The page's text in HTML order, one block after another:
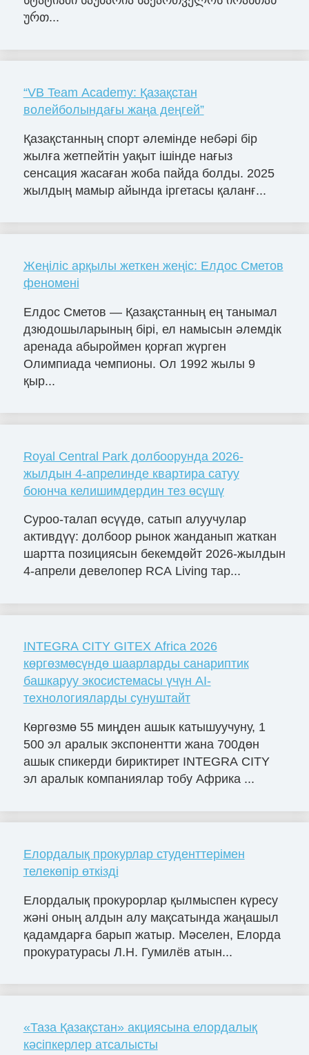
ურთ...
“VB Team Academy: Қазақстан
волейболындағы жаңа деңгей”
Қазақстанның спорт әлемінде небәрі бір
жылға жетпейтін уақыт ішінде нағыз
сенсация жасаған жоба пайда болды. 2025
жылдың мамыр айында іргетасы қаланғ...
Жеңіліс арқылы жеткен жеңіс: Елдос Сметов
феномені
Елдос Сметов — Қазақстанның ең танымал
дзюдошыларының бірі, ел намысын әлемдік
аренада абыроймен қорғап жүрген
Олимпиада чемпионы. Ол 1992 жылы 9
қыр...
Royal Central Park долбоорунда 2026-
жылдын 4-апрелинде квартира сатуу
боюнча келишимдердин тез өсүшү
Суроо-талап өсүүдө, сатып алуучулар
активдүү: долбоор рынок жанданып жаткан
шартта позициясын бекемдөйт 2026-жылдын
4-апрели девелопер RCA Living тар...
INTEGRA CITY GITEX Africa 2026
көргөзмөсүндө шаарларды санариптик
башкаруу экосистемасы үчүн AI-
технологияларды сунуштайт
Көргөзмө 55 миңден ашык катышуучуну, 1
500 эл аралык экспонентти жана 700дөн
ашык спикерди бириктирет INTEGRA CITY
эл аралык компаниялар тобу Африка ...
Елордалық прокурлар студенттерімен
телекөпір өткізді
Елордалық прокурорлар қылмыспен күресу
жәні оның алдын алу мақсатында жаңашыл
қадамдарға барып жатыр. Мәселен, Елорда
прокуратурасы Л.Н. Гумилёв атын...
«Таза Қазақстан» акциясына елордалық
кәсіпкерлер атсалысты